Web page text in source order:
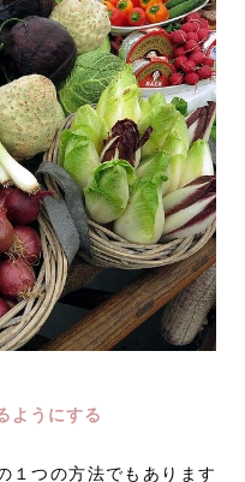
ようにする
１つの方法でもあります